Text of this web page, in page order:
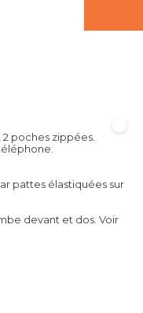
poches zippées.
pattes élastiquées sur
devant et dos. Voir